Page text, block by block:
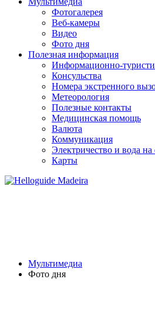
Фотогалерея
Веб-камеры
Видео
Фото дня
Полезная информация
Информационно-
Консульства
Номера экстренного
Метеорология
Полезные контакты
Медицинская помощь
Валюта
Коммуникация
Электричество и вода
Карты
Мультимедиа
Фото дня